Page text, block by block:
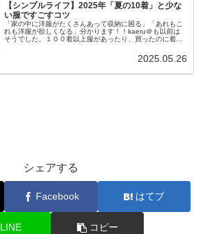
【シンプルライフ】2025年「夏の10着」と少な
い服ですごすコツ
「家の中に洋服がたくさんあって収納に困る」「あれもこ
れも洋服が欲しくなる」分かります！！kaeru＠も以前は
そうでした。１００着以上服があったり、買ったのに着て
2025.05.26
シェアする
Facebook はてブ
LINE コピー